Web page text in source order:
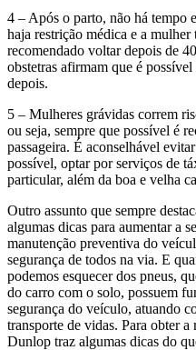
4 – Após o parto, não há tempo
haja restrição médica e a mulher
recomendado voltar depois de
obstetras afirmam que é
depois.
5 – Mulheres grávidas correm
ou seja, sempre que possível é
passageira. É aconselhável
possível, optar por serviços de
particular, além da boa e velha
Outro assunto que sempre
algumas dicas para aumentar a
manutenção preventiva do
segurança de todos na via. E
podemos esquecer dos pneus,
do carro com o solo, possuem
segurança do veículo, atuando
transporte de vidas. Para obter
Dunlop traz algumas dicas do